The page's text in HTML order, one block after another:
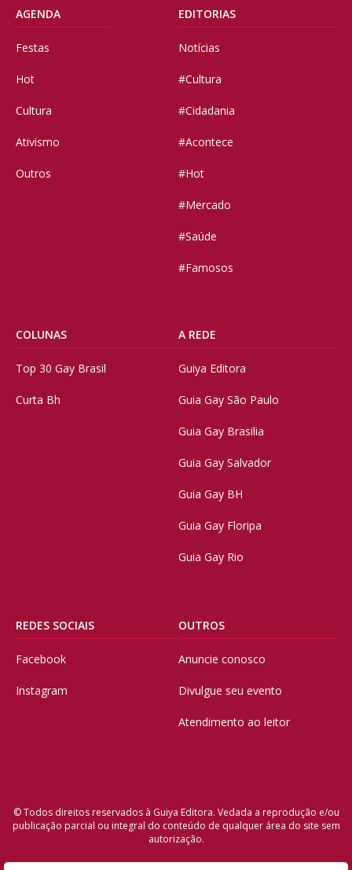
AGENDA
Festas
Hot
Cultura
Ativismo
Outros
EDITORIAS
Notícias
#Cultura
#Cidadania
#Acontece
#Hot
#Mercado
#Saúde
#Famosos
COLUNAS
Top 30 Gay Brasil
Curta Bh
A REDE
Guiya Editora
Guia Gay São Paulo
Guia Gay Brasilia
Guia Gay Salvador
Guia Gay BH
Guia Gay Floripa
Guia Gay Rio
REDES SOCIAIS
Facebook
Instagram
OUTROS
Anuncie conosco
Divulgue seu evento
Atendimento ao leitor
© Todos direitos reservados à Guiya Editora. Vedada a reprodução e/ou
publicação parcial ou integral do conteúdo de qualquer área do site sem
autorização.